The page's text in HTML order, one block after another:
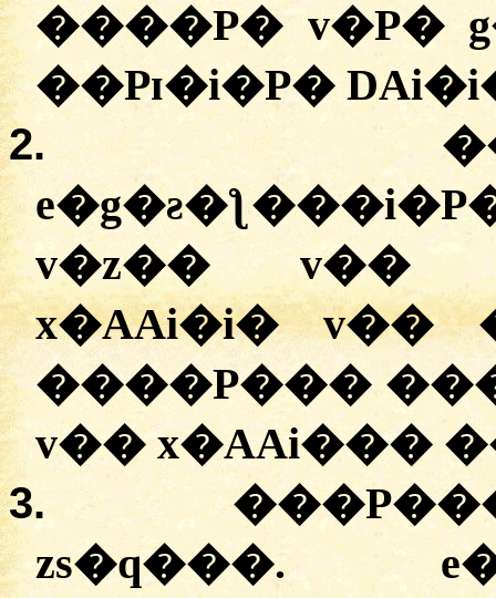
����P� v�P�
��Pɪ�i�P�
2.
v�z�� v��
x�AAi�i� v��
����P���
v�� x�AAi���
3.
zs�q���.